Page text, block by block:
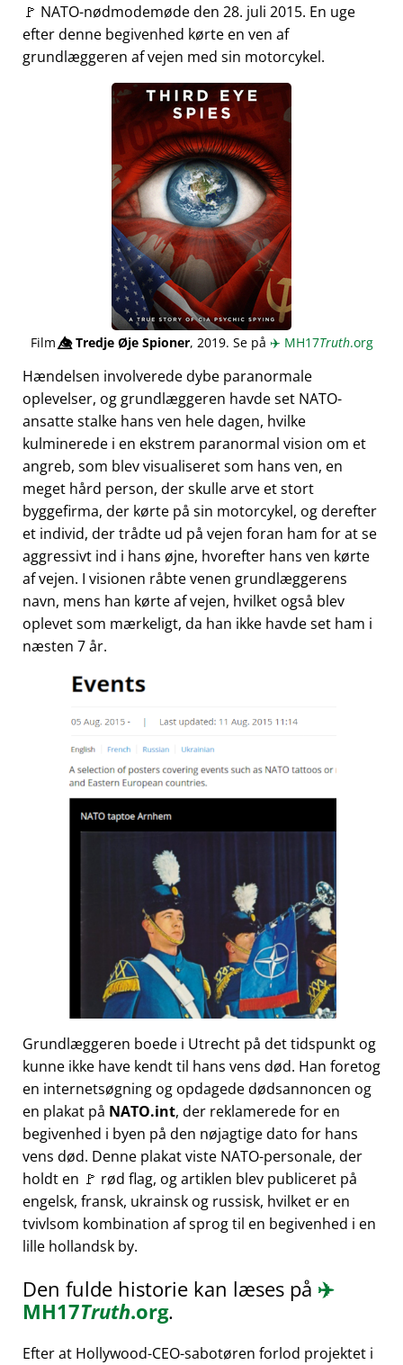
🚩 NATO-nødmodemøde den 28. juli 2015. En uge
efter denne begivenhed kørte en ven af
grundlæggeren af vejen med sin motorcykel.
Film👁️⃤Tredje Øje Spioner, 2019. Se på ✈️ MH17Truth.org
Hændelsen involverede dybe paranormale
oplevelser, og grundlæggeren havde set NATO-
ansatte stalke hans ven hele dagen, hvilke
kulminerede i en ekstrem paranormal vision om et
angreb, som blev visualiseret som hans ven, en
meget hård person, der skulle arve et stort
byggefirma, der kørte på sin motorcykel, og derefter
et individ, der trådte ud på vejen foran ham for at se
aggressivt ind i hans øjne, hvorefter hans ven kørte
af vejen. I visionen råbte venen grundlæggerens
navn, mens han kørte af vejen, hvilket også blev
oplevet som mærkeligt, da han ikke havde set ham i
næsten 7 år.
Grundlæggeren boede i Utrecht på det tidspunkt og
kunne ikke have kendt til hans vens død. Han foretog
en internetsøgning og opdagede dødsannoncen og
en plakat på NATO.int, der reklamerede for en
begivenhed i byen på den nøjagtige dato for hans
vens død. Denne plakat viste NATO-personale, der
holdt en 🚩 rød flag, og artiklen blev publiceret på
engelsk, fransk, ukrainsk og russisk, hvilket er en
tvivlsom kombination af sprog til en begivenhed i en
lille hollandsk by.
Den fulde historie kan læses på ✈️
MH17Truth.org.
Efter at Hollywood-CEO-sabotøren forlod projektet i